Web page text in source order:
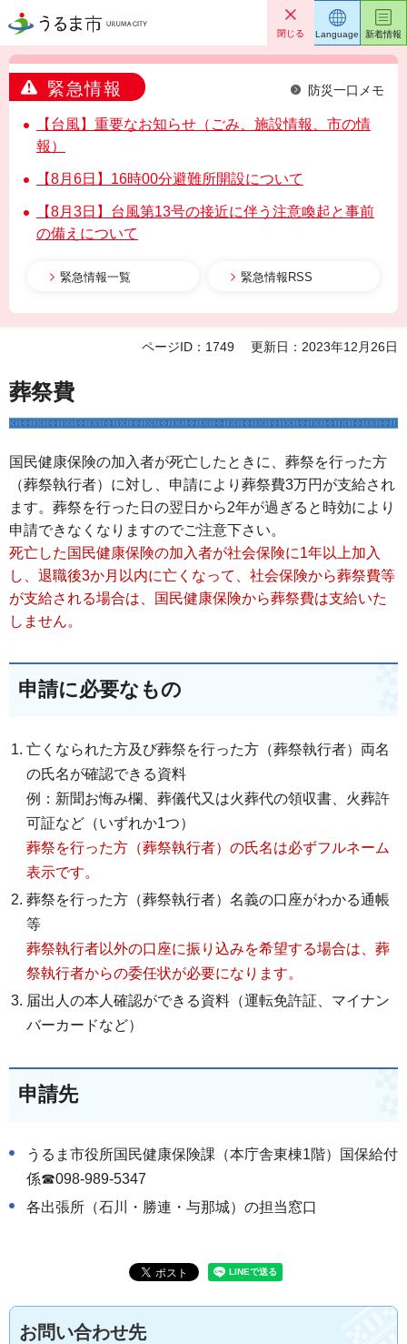
うるま市 閉じる
緊急情報 防災一口メモ
【台風】重要なお知らせ（ごみ、施設情報、市の情
報）
【8月6日】16時00分避難所開設について
【8月3日】台風第13号の接近に伴う注意喚起と事前
の備えについて
緊急情報一覧 緊急情報RSS
Language 新着情報
ページID：1749 更新日：2023年12月26日
葬祭費
国民健康保険の加入者が死亡したときに、葬祭を行った方
（葬祭執行者）に対し、申請により葬祭費3万円が支給され
ます。葬祭を行った日の翌日から2年が過ぎると時効により
申請できなくなりますのでご注意下さい。
死亡した国民健康保険の加入者が社会保険に1年以上加入
し、退職後3か月以内に亡くなって、社会保険から葬祭費等
が支給される場合は、国民健康保険から葬祭費は支給いた
しません。
申請に必要なもの
亡くなられた方及び葬祭を行った方（葬祭執行者）両名
の氏名が確認できる資料
例：新聞お悔み欄、葬儀代又は火葬代の領収書、火葬許
可証など（いずれか1つ）
葬祭を行った方（葬祭執行者）の氏名は必ずフルネーム
表示です。
葬祭を行った方（葬祭執行者）名義の口座がわかる通帳
等
葬祭執行者以外の口座に振り込みを希望する場合は、葬
祭執行者からの委任状が必要になります。
届出人の本人確認ができる資料（運転免許証、マイナン
バーカードなど）
申請先
うるま市役所国民健康保険課（本庁舎東棟1階）国保給付
係☎098-989-5347
各出張所（石川・勝連・与那城）の担当窓口
お問い合わせ先